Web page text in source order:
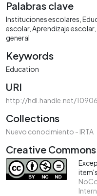
Palabras clave
Instituciones escolares
escolar Aprendizaje escolar
general
Keywords
Education
URI
http://hdl.handle.net/
Collections
Nuevo conocimiento - IRTA
Creative